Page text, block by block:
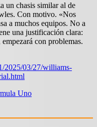
un chasis similar al de
Con motivo. «Nos
a muchos equipos. No a
una justificación clara:
con problemas.
2025/03/27/williams-
Uno